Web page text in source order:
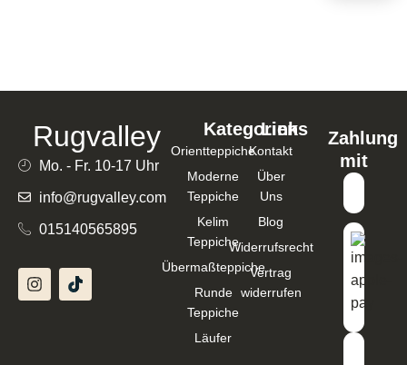
Rugvalley
Mo. - Fr. 10-17 Uhr
info@rugvalley.com
015140565895
Kategorien
Orientteppiche
Moderne
Teppiche
Kelim
Teppiche
Übermaßteppiche
Runde
Teppiche
Läufer
Links
Kontakt
Über
Uns
Blog
Widerrufsrecht
Vertrag
widerrufen
Zahlung
mit